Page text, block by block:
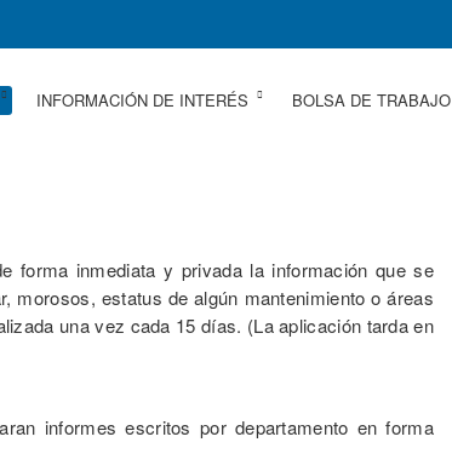
INFORMACIÓN DE INTERÉS BOLSA DE TRABAJO
forma inmediata y privada la información que se
morosos, estatus de algún mantenimiento o áreas
una vez cada 15 días. (La aplicación tarda en
informes escritos por departamento en forma